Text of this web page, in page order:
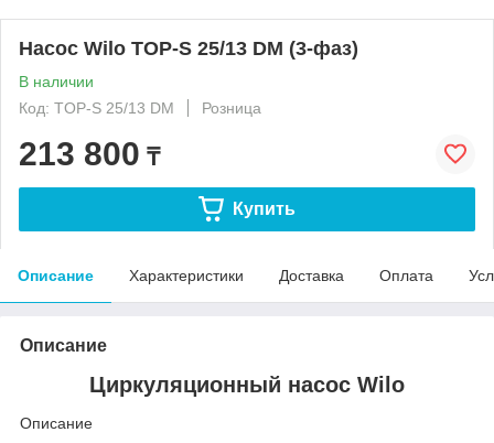
Насос Wilo TOP-S 25/13 DM (3-фаз)
В наличии
Код: TOP-S 25/13 DM
Розница
213 800 ₸
Купить
Описание Характеристики Доставка Оплата
Описание
Циркуляционный насос Wilo
Описание